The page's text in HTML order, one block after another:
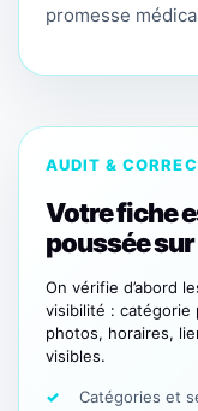
promesse
AUDIT &
Votre fiche
poussée
On vérifie d’abord
visibilité : catégorie
photos, horaires,
visibles.
Catégories et